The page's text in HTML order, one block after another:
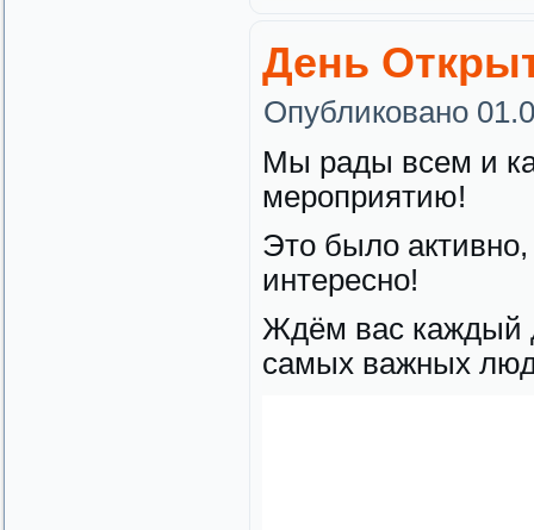
День
Опубликовано
Мы рады всем и
мероприятию!
Это было активно,
интересно!
Ждём вас каждый
самых важных